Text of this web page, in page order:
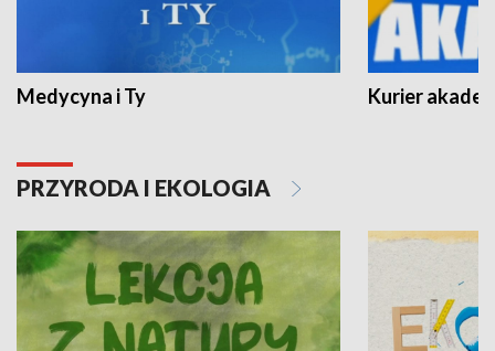
Medycyna i Ty Kurier
PRZYRODA I EKOLOGIA